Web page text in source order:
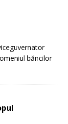
băncilor